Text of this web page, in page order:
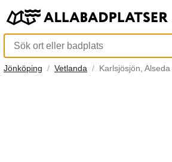
Jönköping Vetlanda Karlsjösjön, Alseda